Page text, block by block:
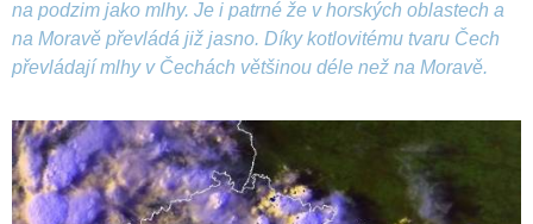
na podzim jako mlhy. Je i patrné že v horských oblastech a
na Moravě převládá již jasno. Díky kotlovitému tvaru Čech
převládají mlhy v Čechách většinou déle než na Moravě.